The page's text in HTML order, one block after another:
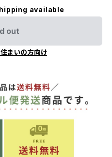
available
out
まいの方向け